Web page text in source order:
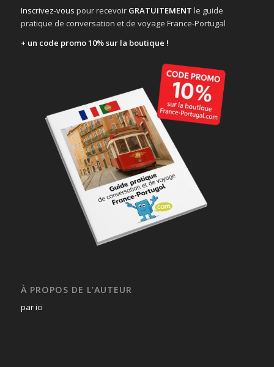
Inscrivez-vous pour recevoir GRATUITEMENT le guide
pratique de conversation et de voyage France-Portugal
+ un code promo 10% sur la boutique !
À PROPOS DE L’AUTEUR
par ici